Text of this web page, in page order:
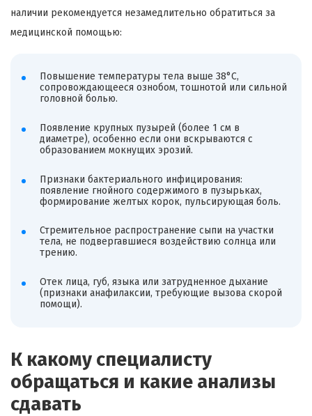
наличии рекомендуется незамедлительно обратиться за
медицинской помощью:
Повышение температуры тела выше 38°C,
сопровождающееся ознобом, тошнотой или сильной
головной болью.
Появление крупных пузырей (более 1 см в
диаметре), особенно если они вскрываются с
образованием мокнущих эрозий.
Признаки бактериального инфицирования:
появление гнойного содержимого в пузырьках,
формирование желтых корок, пульсирующая боль.
Стремительное распространение сыпи на участки
тела, не подвергавшиеся воздействию солнца или
трению.
Отек лица, губ, языка или затрудненное дыхание
(признаки анафилаксии, требующие вызова скорой
помощи).
К какому специалисту
обращаться и какие анализы
сдавать